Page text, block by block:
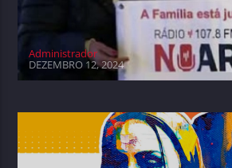
Administrador
DEZEMBRO 12, 2024